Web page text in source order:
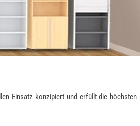
Einsatz konzipiert und erfüllt die höchsten